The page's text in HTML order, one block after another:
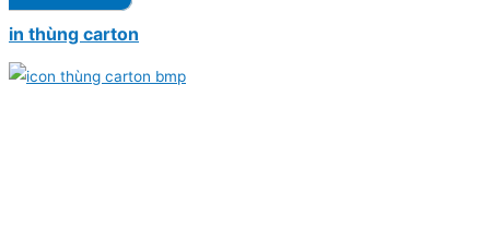
in thùng carton